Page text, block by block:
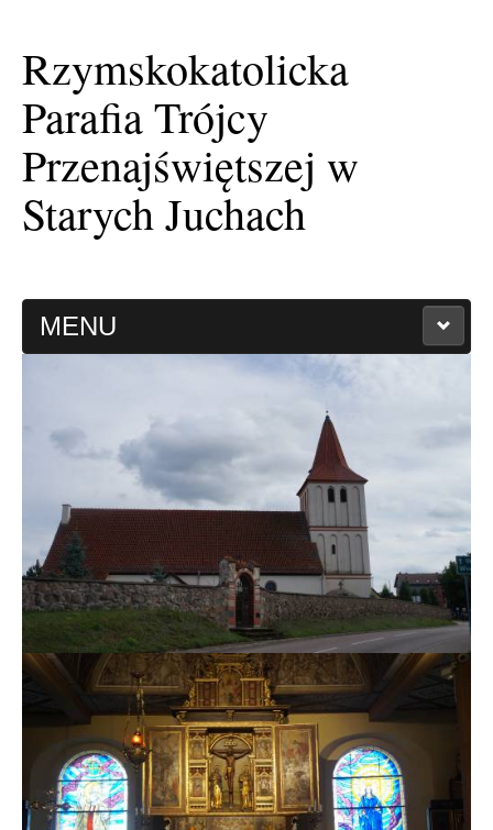
Rzymskokatolicka
Parafia Trójcy
Przenajświętszej w
Starych Juchach
MENU
KAPLICA FILIALNA
MSZE I NABOŻEŃSTWA
KONTAKT
KANCELARIA PARAFIALNA